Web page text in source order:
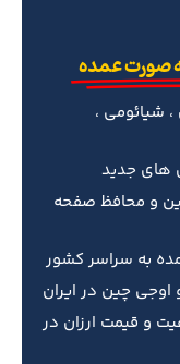
صورت عمده
شیائومی ،
و محافظ صفحه
به سراسر کشور
اوجی چین در ایران
و قیمت ارزان در